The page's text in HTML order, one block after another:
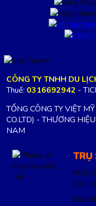
CÔNG TY TNHH DU
Thuế: 0316692942 -
TỔNG CÔNG TY VIỆT
CO.LTD) - THƯƠNG
NAM
TRỤ
466/8
Sơn
Điện